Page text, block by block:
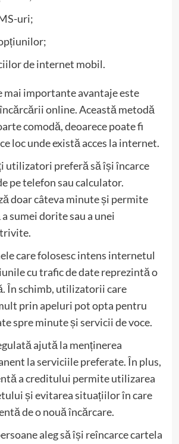
uri;
de internet mobil.
mai importante avantaje este
online. Această metodă
comodă, deoarece poate fi
loc unde există acces la internet.
utilizatori preferă să își încarce
pe telefon sau calculator.
doar câteva minute și permite
sumei dorite sau a unei
care folosesc intens internetul
cu trafic de date reprezintă o
În schimb, utilizatorii care
prin apeluri pot opta pentru
spre minute și servicii de voce.
ajută la menținerea
la serviciile preferate. În plus,
a creditului permite utilizarea
și evitarea situațiilor în care
de o nouă încărcare.
aleg să își reîncarce cartela